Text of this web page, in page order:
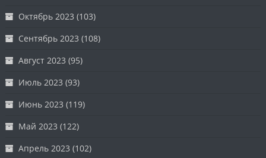
Октябрь 2023 (103)
Сентябрь 2023 (108)
Август 2023 (95)
Июль 2023 (93)
Июнь 2023 (119)
Май 2023 (122)
Апрель 2023 (102)